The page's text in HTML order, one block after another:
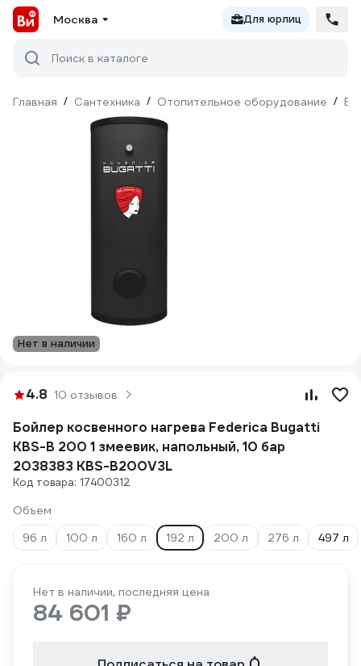
Москва Для юрлиц
Поиск в каталоге
Главная / Сантехника / Отопительное оборудование /
Нет в наличии
4.8 10 отзывов
Бойлер косвенного нагрева Federica Bugatti
KBS-B 200 1 змеевик, напольный, 10 бар
2038383 KBS-B200V3L
Код товара: 17400312
Объем
96 л
100 л 160 л 192 л 200 л 276 л 497 л
Нет в наличии, последняя цена
84 601 ₽